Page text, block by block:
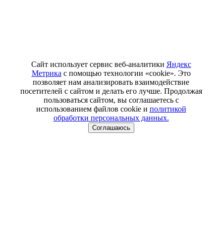
Сайт использует сервис веб-аналитики Яндекс
Метрика с помощью технологии «cookie». Это
позволяет нам анализировать взаимодействие
посетителей с сайтом и делать его лучше. Продолжая
пользоваться сайтом, вы соглашаетесь с
использованием файлов cookie и политикой
обработки персональных данных.
Соглашаюсь